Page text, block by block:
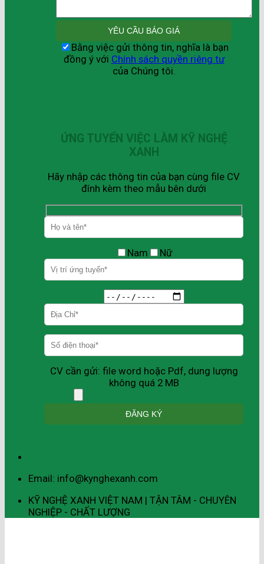
Bằng việc gửi thông tin, nghĩa là bạn
đồng ý với Chính sách quyền riêng tư
của Chúng tôi.
ỨNG TUYỂN VIỆC LÀM KỸ NGHỆ
XANH
Hãy nhập các thông tin của bạn cùng file CV
đính kèm theo mẫu bên dưới
Nam Nữ
CV cần gửi: file word hoặc Pdf, dung lượng
không quá 2 MB
Email: info@kynghexanh.com
KỸ NGHỆ XANH VIỆT NAM | TẬN TÂM - CHUYÊN
NGHIỆP - CHẤT LƯỢNG